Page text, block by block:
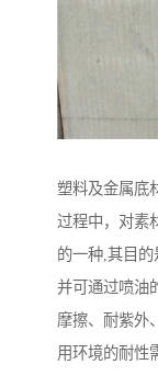
塑料及金属底
过程中，对素
的一种,其目的
并可通过喷油
摩擦、耐紫外
用环境的耐性